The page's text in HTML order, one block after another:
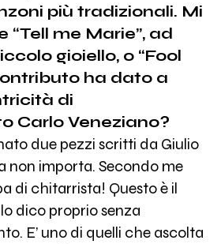
più tradizionali. Mi
“Tell me Marie”, ad
gioiello, o “Fool
ha dato a
di
Carlo Veneziano?
due pezzi scritti da Giulio
non importa. Secondo me
di chitarrista! Questo è il
dico proprio senza
E’ uno di quelli che ascolta